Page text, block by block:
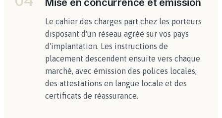
Le cahier des charges part chez les porteurs
disposant d'un réseau agréé sur vos pays
d'implantation. Les instructions de
placement descendent ensuite vers chaque
marché, avec émission des polices locales,
des attestations en langue locale et des
certificats de réassurance.